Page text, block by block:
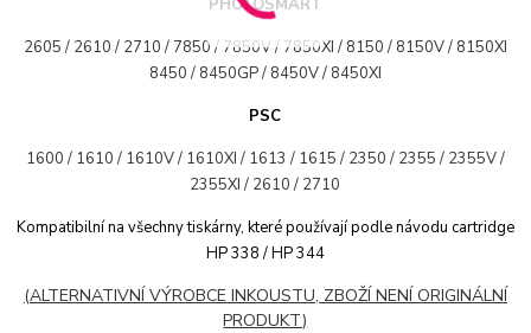
PHOTOSMART
2605 / 2610 / 2710 / 7850 / 7850V / 7850XI / 8150 / 8150V / 8150XI
8450 / 8450GP / 8450V / 8450XI
PSC
1600 / 1610 / 1610V / 1610XI / 1613 / 1615 / 2350 / 2355 / 2355V /
2355XI / 2610 / 2710
Kompatibilní na všechny tiskárny, které používají podle návodu cartridge
HP 338 / HP 344
(ALTERNATIVNÍ VÝROBCE INKOUSTU, ZBOŽÍ NENÍ ORIGINÁLNÍ
PRODUKT)